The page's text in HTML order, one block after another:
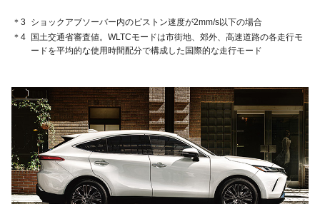
＊3
ショックアブソーバー内のピストン速度が2mm/s以下の場合
＊4
国土交通省審査値。WLTCモードは市街地、郊外、高速道路の各走行モ
ードを平均的な使用時間配分で構成した国際的な走行モード